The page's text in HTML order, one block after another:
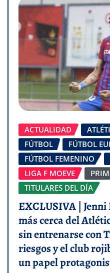
ACTUALIDAD
FÚTBOL
FÚTBOL
FÚTBOL FEMENINO
LIGA F MOEVE
TITULARES DEL DÍA
EXCLUSIVA |
más cerca del
sin entrenarse con
riesgos y el club
un papel